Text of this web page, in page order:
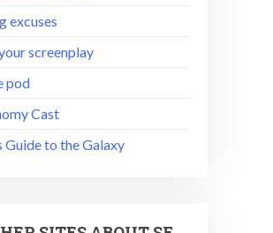
excuses
screenplay
pod
Cast
Guide to the Galaxy